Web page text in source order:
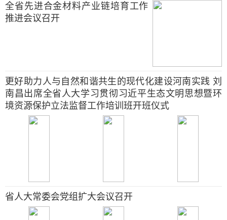
全省先进合金材料产业链培育工作
推进会议召开
更好助力人与自然和谐共生的现代化建设河南实践 刘
南昌出席全省人大学习贯彻习近平生态文明思想暨环
境资源保护立法监督工作培训班开班仪式
省人大常委会党组扩大会议召开